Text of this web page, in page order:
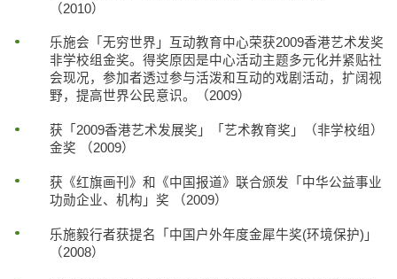
（2010）
乐施会「无穷世界」互动教育中心荣获2009香港艺术发奖
非学校组金奖。得奖原因是中心活动主题多元化并紧贴社
会现况，参加者透过参与活泼和互动的戏剧活动，扩阔视
野，提高世界公民意识。（2009）
获「2009香港艺术发展奖」「艺术教育奖」（非学校组）
金奖 （2009）
获《红旗画刊》和《中国报道》联合颁发「中华公益事业
功勋企业、机构」奖 （2009）
乐施毅行者获提名「中国户外年度金犀牛奖(环境保护)」
（2008）